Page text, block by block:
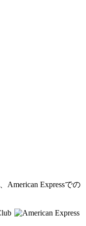
American Expressでの